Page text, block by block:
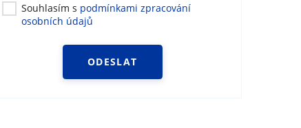
Souhlasím s podmínkami zpracování
osobních údajů
ODESLAT